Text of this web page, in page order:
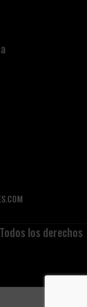
los derechos